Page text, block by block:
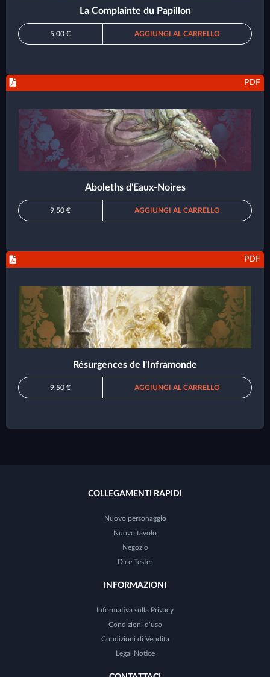
La Complainte du Papillon
5,00 € AGGIUNGI AL CARRELLO
PDF
Aboleths d'Eaux-Noires
9,50 € AGGIUNGI AL CARRELLO
PDF
Résurgences de l'Inframonde
9,50 € AGGIUNGI AL CARRELLO
COLLEGAMENTI RAPIDI
Nuovo personaggio
Nuovo tavolo
Negozio
Dice Tester
INFORMAZIONI
Informativa sulla Privacy
Condizioni d’uso
Condizioni di Vendita
Legal Notice